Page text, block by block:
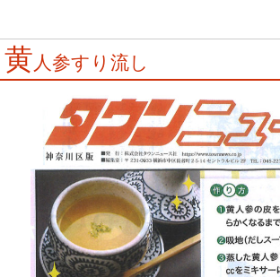
黄 人参すり流し